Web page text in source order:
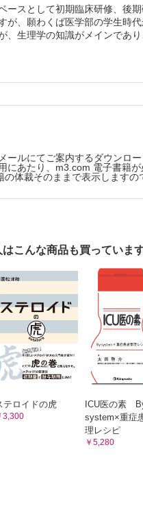
，頸椎外傷の診断と治療【松山
神経障害【中本達夫】
代表的な疾患【中瀬順介，土
・しびれ【中山健太郎，中村正
患【駒井宏好】
ースとして初期臨床研修、後
が、願わくば医学部の学生時
、生理学の知識がメインであ
ールにてご案内するダウンロ
にあたり、m3.com 電子書籍が
体裁そのままで表示しますの
こんな商品も買っていま
テロイドの虎
3,300
ICU医の素
system×重症
理レシピ
￥5,280